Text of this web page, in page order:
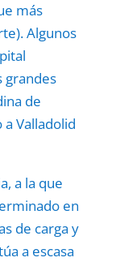
más
Algunos
grandes
de
Valladolid
a la que
en
de carga y
a escasa